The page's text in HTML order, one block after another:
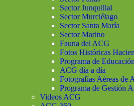
Sector Junquillal
Sector Murciélago
Sector Santa María
Sector Marino
Fauna del ACG
Fotos Históricas
Programa de
ACG día a día
Fotografías Aéreas de
Programa de Gestión
Videos ACG